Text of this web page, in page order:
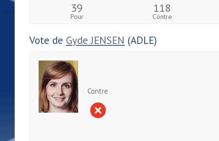
39
Pour
118
Contre
Vote de Gyde JENSEN (ADLE)
Contre